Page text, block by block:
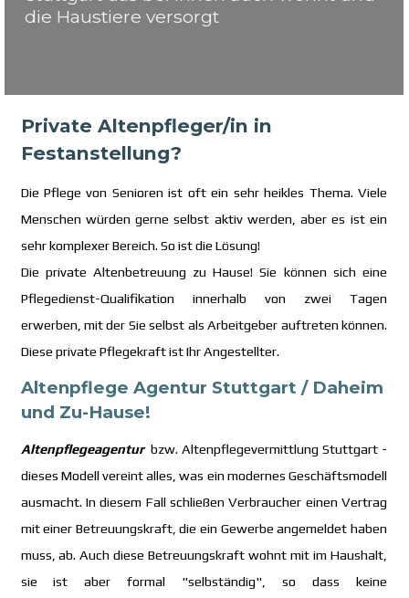
die Haustiere versorgt
Private Altenpfleger/in in
Festanstellung?
Die Pflege von Senioren ist oft ein sehr heikles Thema. Viele
Menschen würden gerne selbst aktiv werden, aber es ist ein
sehr komplexer Bereich. So ist die Lösung!
Die private Altenbetreuung zu Hause! Sie können sich eine
Pflegedienst-Qualifikation innerhalb von zwei Tagen
erwerben, mit der Sie selbst als Arbeitgeber auftreten können.
Diese private Pflegekraft ist Ihr Angestellter.
Altenpflege Agentur Stuttgart / Daheim
und Zu-Hause!
Altenpflegeagenturbzw. Altenpflegevermittlung Stuttgart -
dieses Modell vereint alles, was ein modernes Geschäftsmodell
ausmacht. In diesem Fall schließen Verbraucher einen Vertrag
mit einer Betreuungskraft, die ein Gewerbe angemeldet haben
muss, ab. Auch diese Betreuungskraft wohnt mit im Haushalt,
sie ist aber formal "selbständig", so dass keine